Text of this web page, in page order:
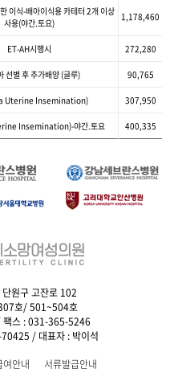
이식-배아이식용 카테터 2개 이상
사용(야간.토요)
1,178,460
ET-AH시행시 272,280
선별 후 추가배양 (글루) 90,765
Uterine Insemination) 307,950
Insemination)-야간.토요 400,335
원구 고잔로 102
호/ 501~504호
스 : 031-365-5246
/ 대표자 : 박이석
여안내 서류발급안내